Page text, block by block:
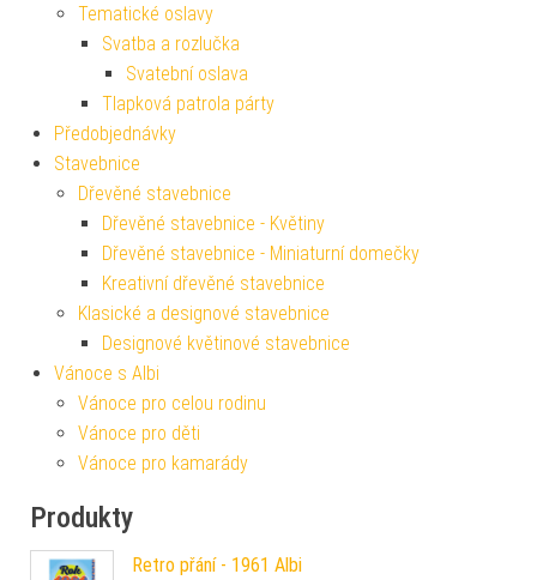
Tematické oslavy
Svatba a rozlučka
Svatební oslava
Tlapková patrola párty
Předobjednávky
Stavebnice
Dřevěné stavebnice
Dřevěné stavebnice - Květiny
Dřevěné stavebnice - Miniaturní domečky
Kreativní dřevěné stavebnice
Klasické a designové stavebnice
Designové květinové stavebnice
Vánoce s Albi
Vánoce pro celou rodinu
Vánoce pro děti
Vánoce pro kamarády
Produkty
Retro přání - 1961 Albi